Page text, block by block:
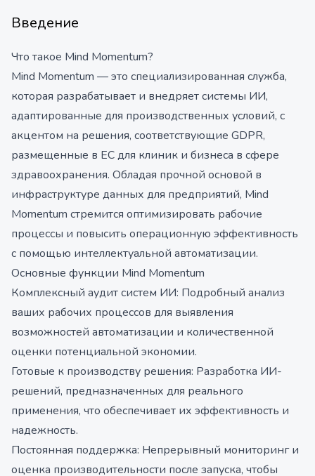
Введение
Что такое Mind Momentum?
Mind Momentum — это специализированная служба,
которая разрабатывает и внедряет системы ИИ,
адаптированные для производственных условий, с
акцентом на решения, соответствующие GDPR,
размещенные в ЕС для клиник и бизнеса в сфере
здравоохранения. Обладая прочной основой в
инфраструктуре данных для предприятий, Mind
Momentum стремится оптимизировать рабочие
процессы и повысить операционную эффективность
с помощью интеллектуальной автоматизации.
Основные функции Mind Momentum
Комплексный аудит систем ИИ: Подробный анализ
ваших рабочих процессов для выявления
возможностей автоматизации и количественной
оценки потенциальной экономии.
Готовые к производству решения: Разработка ИИ-
решений, предназначенных для реального
применения, что обеспечивает их эффективность и
надежность.
Постоянная поддержка: Непрерывный мониторинг и
оценка производительности после запуска, чтобы